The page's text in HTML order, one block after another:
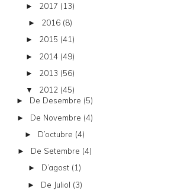
► 2017 (13)
► 2016 (8)
► 2015 (41)
► 2014 (49)
► 2013 (56)
▼ 2012 (45)
► De Desembre (5)
► De Novembre (4)
► D’octubre (4)
► De Setembre (4)
► D’agost (1)
► De Juliol (3)